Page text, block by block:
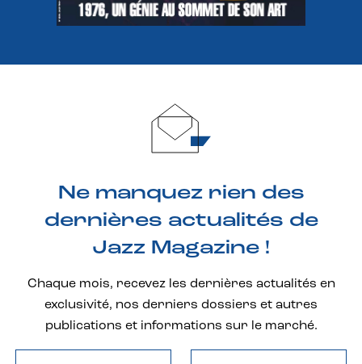
Ne manquez rien des
dernières actualités de
Jazz Magazine !
Chaque mois, recevez les dernières actualités en
exclusivité, nos derniers dossiers et autres
publications et informations sur le marché.